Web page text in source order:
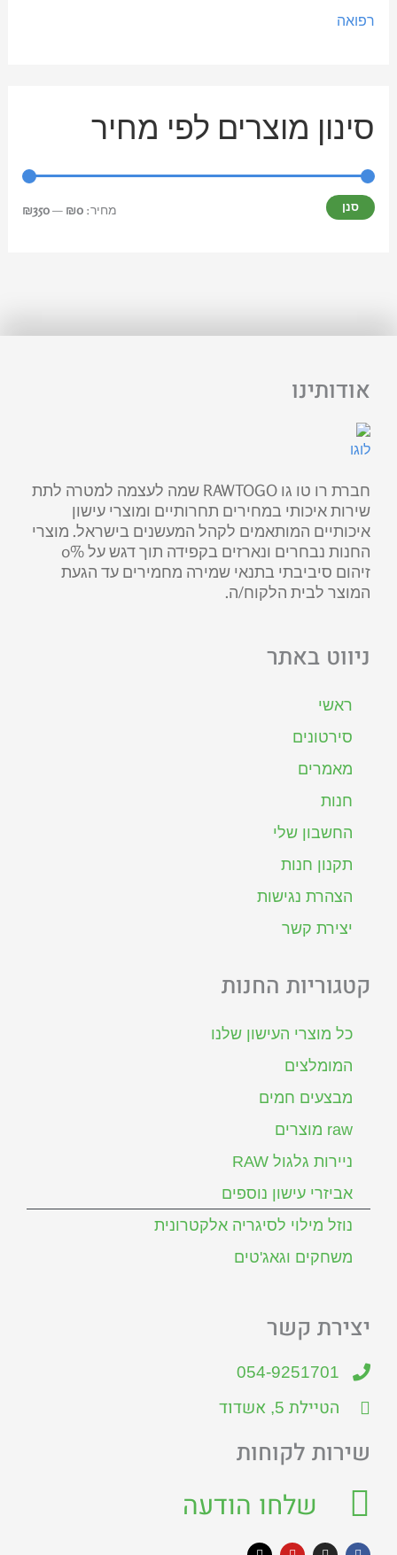
רפואה
סינון מוצרים לפי מחיר
סנן מחיר:₪0
—
₪350
אודותינו
חברת רו טו גו RAWTOGO שמה לעצמה למטרה לתת
שירות איכותי במחירים תחרותיים ומוצרי עישון
איכותיים המותאמים לקהל המעשנים בישראל. מוצרי
החנות נבחרים ונארזים בקפידה תוך דגש על 0%
זיהום סיביבתי בתנאי שמירה מחמירים עד הגעת
המוצר לבית הלקוח/ה.
ניווט באתר
ראשי
סירטונים
מאמרים
חנות
החשבון שלי
תקנון חנות
הצהרת נגישות
יצירת קשר
קטגוריות החנות
כל מוצרי העישון שלנו
המומלצים
מבצעים חמים
raw מוצרים
ניירות גלגול RAW
אביזרי עישון נוספים
נוזל מילוי לסיגריה אלקטרונית
משחקים וגאג'טים
יצירת קשר
054-9251701
הטיילת 5, אשדוד
שירות לקוחות
שלחו הודעה
F
I
Y
X